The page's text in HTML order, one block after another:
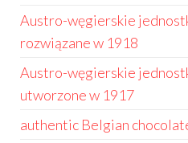
Austro-węgierskie
rozwiązane w 1918
Austro-węgierskie
utworzone w 1917
authentic Belgian